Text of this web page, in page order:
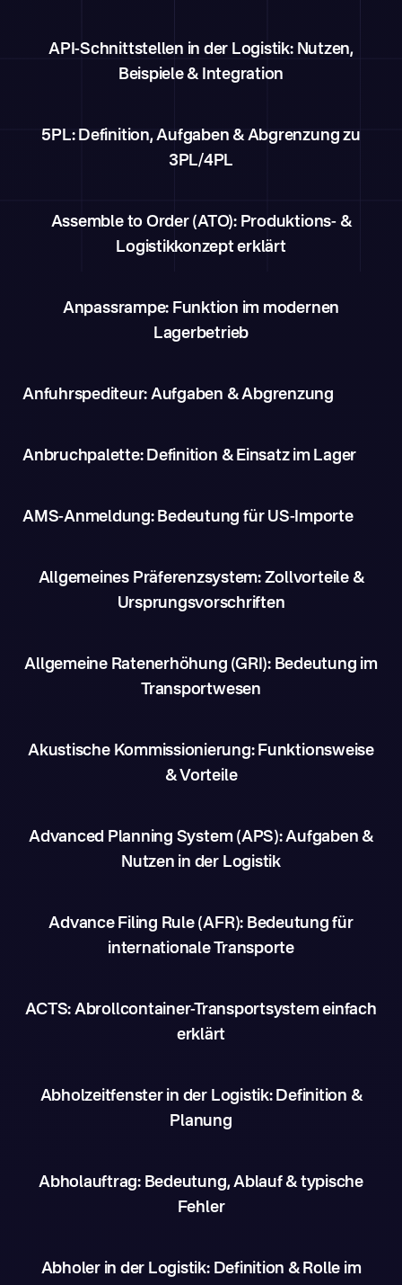
API-Schnittstellen in der Logistik: Nutzen,
Beispiele & Integration
5PL: Definition, Aufgaben & Abgrenzung zu
3PL/4PL
Assemble to Order (ATO): Produktions- &
Logistikkonzept erklärt
Anpassrampe: Funktion im modernen
Lagerbetrieb
Anfuhrspediteur: Aufgaben & Abgrenzung
Anbruchpalette: Definition & Einsatz im Lager
AMS-Anmeldung: Bedeutung für US-Importe
Allgemeines Präferenzsystem: Zollvorteile &
Ursprungsvorschriften
Allgemeine Ratenerhöhung (GRI): Bedeutung im
Transportwesen
Akustische Kommissionierung: Funktionsweise
& Vorteile
Advanced Planning System (APS): Aufgaben &
Nutzen in der Logistik
Advance Filing Rule (AFR): Bedeutung für
internationale Transporte
ACTS: Abrollcontainer-Transportsystem einfach
erklärt
Abholzeitfenster in der Logistik: Definition &
Planung
Abholauftrag: Bedeutung, Ablauf & typische
Fehler
Abholer in der Logistik: Definition & Rolle im